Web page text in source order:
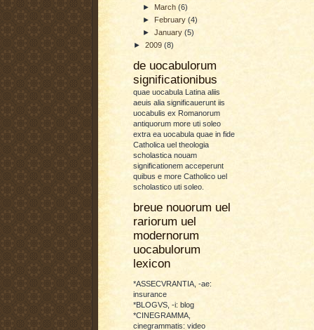
► March(6)
►
February(4)
►January(5)
► 2009 (8)
de uocabulorum
significationibus
quae uocabula Latina aliis
aeuis alia significauerunt iis
uocabulis ex Romanorum
antiquorum more uti soleo
extra ea uocabula quae in fide
Catholica uel theologia
scholastica nouam
significationem acceperunt
quibus e more Catholico uel
scholastico uti soleo.
breue nouorum uel
rariorum uel
modernorum
uocabulorum
lexicon
*ASSECVRANTIA, -ae:
insurance
*BLOGVS, -i: blog
*CINEGRAMMA,
cinegrammatis: video